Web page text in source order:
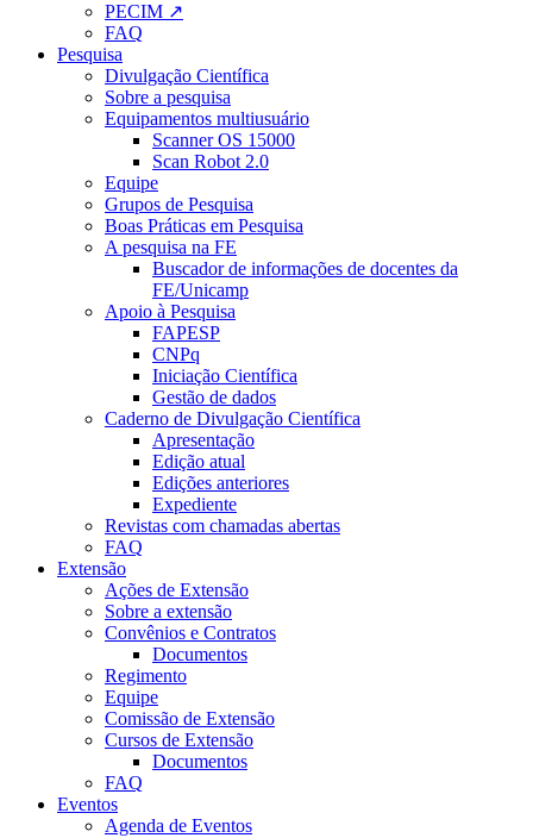
PECIM ↗
FAQ
Pesquisa
Divulgação Científica
Sobre a pesquisa
Equipamentos multiusuário
Scanner OS 15000
Scan Robot 2.0
Equipe
Grupos de Pesquisa
Boas Práticas em Pesquisa
A pesquisa na FE
Buscador de informações de docentes da
FE/Unicamp
Apoio à Pesquisa
FAPESP
CNPq
Iniciação Científica
Gestão de dados
Caderno de Divulgação Científica
Apresentação
Edição atual
Edições anteriores
Expediente
Revistas com chamadas abertas
FAQ
Extensão
Ações de Extensão
Sobre a extensão
Convênios e Contratos
Documentos
Regimento
Equipe
Comissão de Extensão
Cursos de Extensão
Documentos
FAQ
Eventos
Agenda de Eventos